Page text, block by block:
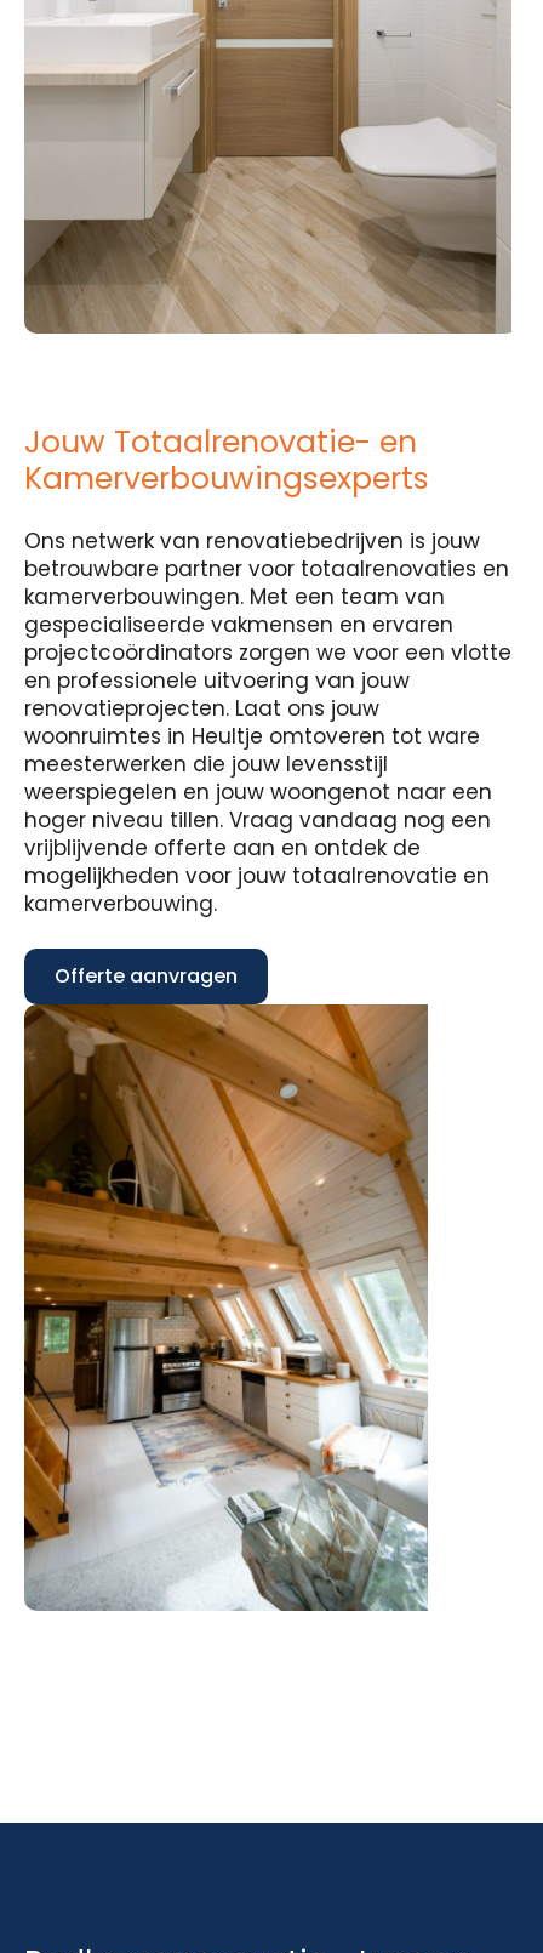
Jouw Totaalrenovatie- en
Kamerverbouwingsexperts
Ons netwerk van renovatiebedrijven is jouw
betrouwbare partner voor totaalrenovaties en
kamerverbouwingen. Met een team van
gespecialiseerde vakmensen en ervaren
projectcoördinators zorgen we voor een vlotte
en professionele uitvoering van jouw
renovatieprojecten. Laat ons jouw
woonruimtes in Heultje omtoveren tot ware
meesterwerken die jouw levensstijl
weerspiegelen en jouw woongenot naar een
hoger niveau tillen. Vraag vandaag nog een
vrijblijvende offerte aan en ontdek de
mogelijkheden voor jouw totaalrenovatie en
kamerverbouwing.
Offerte aanvragen